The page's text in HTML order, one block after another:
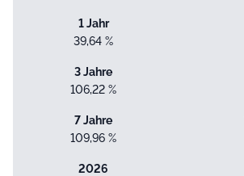
1 Jahr
39,64 %
3 Jahre
106,22 %
7 Jahre
109,96 %
2026